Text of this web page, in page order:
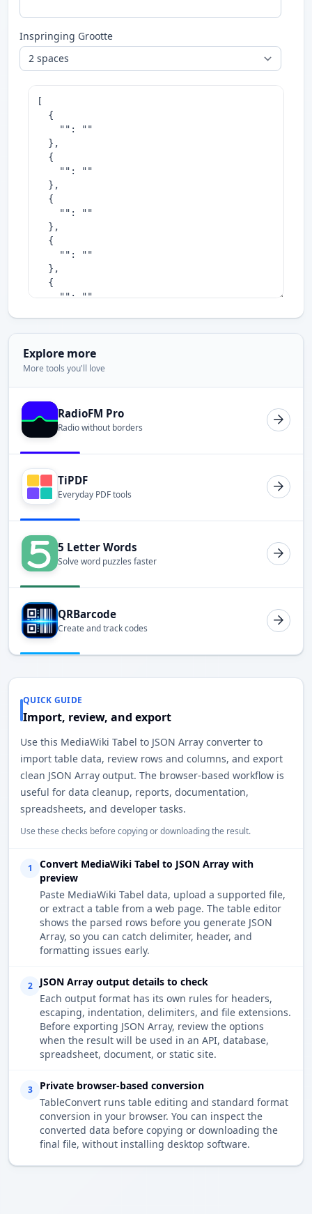
Inspringing Grootte
Explore more
More tools you'll love
RadioFM Pro
Radio without borders
TiPDF
Everyday PDF tools
5 Letter Words
Solve word puzzles faster
QRBarcode
Create and track codes
QUICK GUIDE
Import, review, and export
Use this MediaWiki Tabel to JSON Array converter to
import table data, review rows and columns, and export
clean JSON Array output. The browser-based workflow is
useful for data cleanup, reports, documentation,
spreadsheets, and developer tasks.
Use these checks before copying or downloading the result.
1
Convert MediaWiki Tabel to JSON Array with
preview
Paste MediaWiki Tabel data, upload a supported file,
or extract a table from a web page. The table editor
shows the parsed rows before you generate JSON
Array, so you can catch delimiter, header, and
formatting issues early.
2
JSON Array output details to check
Each output format has its own rules for headers,
escaping, indentation, delimiters, and file extensions.
Before exporting JSON Array, review the options
when the result will be used in an API, database,
spreadsheet, document, or static site.
3
Private browser-based conversion
TableConvert runs table editing and standard format
conversion in your browser. You can inspect the
converted data before copying or downloading the
final file, without installing desktop software.